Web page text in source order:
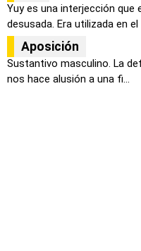
Yuy es una interjección que
desusada. Era utilizada en el
Aposición
Sustantivo masculino. La
nos hace alusión a una fi...